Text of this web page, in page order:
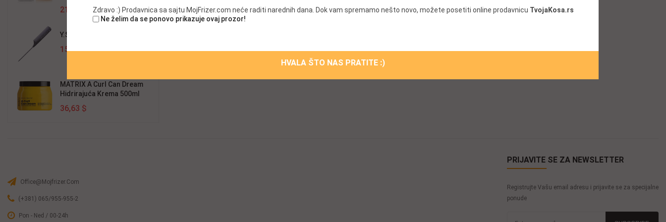
21,65 $
Y.S.Park Češalj 102 Carbon
15,26 $
MATRIX A Curl Can Dream
Hidrirajuća Krema 500ml
36,63 $
Office@mojfrizer.com
(+381) 065/955-955-2
Pon - Ned / 00-24h
PRIJAVITE SE ZA NEWSLETTER
Registrujte Vašu email adresu i prijavite se za specijalne
ponude
Zdravo :) Prodavnica sa sajtu MojFrizer.com neće raditi narednih dana. Dok vam spremamo nešto novo, možete posetiti online prodavnicu TvojaKosa.rs
Ne želim da se ponovo prikazuje ovaj prozor!
HVALA ŠTO NAS PRATITE :)